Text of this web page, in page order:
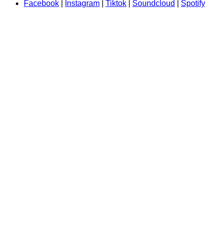
Facebook Instagram Tiktok Soundcloud Spotify